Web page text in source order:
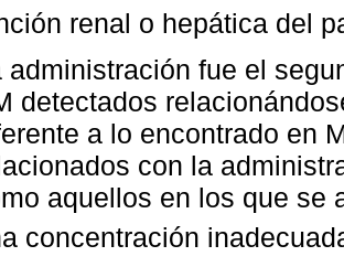
renal o hepática del
administración fue el
detectados
a lo encontrado en
con la
aquellos en los que se
concentración